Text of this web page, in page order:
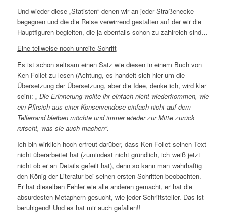
Und wieder diese „Statisten“ denen wir an jeder Straßenecke
begegnen und die die Reise verwirrend gestalten auf der wir die
Hauptfiguren begleiten, die ja ebenfalls schon zu zahlreich sind…
Eine teilweise noch unreife Schrift
Es ist schon seltsam einen Satz wie diesen in einem Buch von
Ken Follet zu lesen (Achtung, es handelt sich hier um die
Übersetzung der Übersetzung, aber die Idee, denke ich, wird klar
sein): „ Die Erinnerung wollte ihr einfach nicht wiederkommen, wie
ein Pfirsich aus einer Konservendose einfach nicht auf dem
Tellerrand bleiben möchte und immer wieder zur Mitte zurück
rutscht, was sie auch machen“.
Ich bin wirklich hoch erfreut darüber, dass Ken Follet seinen Text
nicht überarbeitet hat (zumindest nicht gründlich, ich weiß jetzt
nicht ob er an Details gefeilt hat), denn so kann man wahrhaftig
den König der Literatur bei seinen ersten Schritten beobachten.
Er hat dieselben Fehler wie alle anderen gemacht, er hat die
absurdesten Metaphern gesucht, wie jeder Schriftsteller. Das ist
beruhigend! Und es hat mir auch gefallen!!